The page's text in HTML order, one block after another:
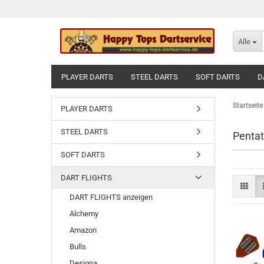
Alle
PLAYER DARTS STEEL DARTS SOFT DARTS
GUTSCHEINE
Startseite
PLAYER DARTS
STEEL DARTS
SOFT DARTS
DART FLIGHTS
DART FLIGHTS anzeigen
Alchemy
Amazon
Bulls